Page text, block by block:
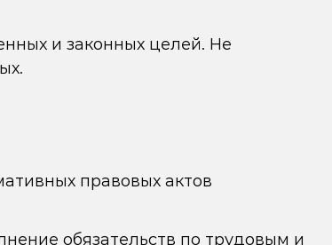
и законных целей. Не
правовых актов
обязательств по трудовым и